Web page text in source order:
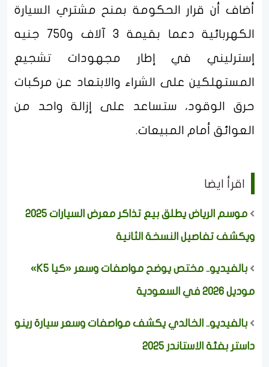
أضاف أن قرار الحكومة بمنح مشتري السيارة
الكهربائية دعما بقيمة 3 آلاف و750 جنيه
إسترليني في إطار مجهودات تشجيع
المستهلكين على الشراء والابتعاد عن مركبات
حرق الوقود، ستساعد على إزالة واحد من
العوائق أمام المبيعات.
اقرأ ايضا
موسم الرياض يطلق بيع تذاكر معرض السيارات 2025
ويكشف تفاصيل النسخة الثانية
بالفيديو.. مختص يوضح مواصفات وسعر «كيا K5»
موديل 2026 في السعودية
بالفيديو.. الخالدي يكشف مواصفات وسعر سيارة رينو
داستر بفئة الاستاندر 2025